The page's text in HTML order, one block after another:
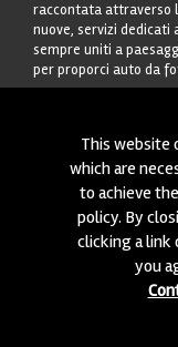
raccontata attraverso
nuove, servizi
sempre uniti a
per proporci auto da
Siamo sempre
fotografare! Puoi
© 2015-2026 CAR-
This website
which are
to achieve
policy. By
clicking a link
you